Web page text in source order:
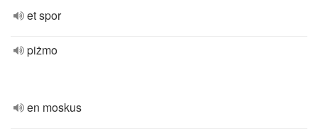
et spor
piżmo
en moskus